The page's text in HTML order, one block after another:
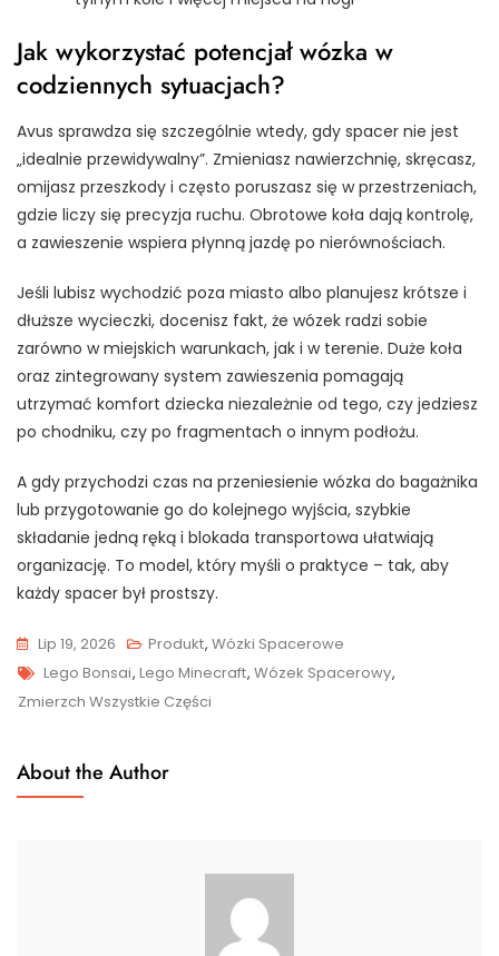
Jak wykorzystać potencjał wózka w
codziennych sytuacjach?
Avus sprawdza się szczególnie wtedy, gdy spacer nie jest
„idealnie przewidywalny”. Zmieniasz nawierzchnię, skręcasz,
omijasz przeszkody i często poruszasz się w przestrzeniach,
gdzie liczy się precyzja ruchu. Obrotowe koła dają kontrolę,
a zawieszenie wspiera płynną jazdę po nierównościach.
Jeśli lubisz wychodzić poza miasto albo planujesz krótsze i
dłuższe wycieczki, docenisz fakt, że wózek radzi sobie
zarówno w miejskich warunkach, jak i w terenie. Duże koła
oraz zintegrowany system zawieszenia pomagają
utrzymać komfort dziecka niezależnie od tego, czy jedziesz
po chodniku, czy po fragmentach o innym podłożu.
A gdy przychodzi czas na przeniesienie wózka do bagażnika
lub przygotowanie go do kolejnego wyjścia, szybkie
składanie jedną ręką i blokada transportowa ułatwiają
organizację. To model, który myśli o praktyce – tak, aby
każdy spacer był prostszy.
Lip 19, 2026 Produkt, Wózki Spacerowe
Tags
Lego Bonsai, Lego Minecraft, Wózek Spacerowy,
Zmierzch Wszystkie Części
About the Author